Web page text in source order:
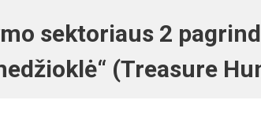
sektoriaus 2
(Treasure